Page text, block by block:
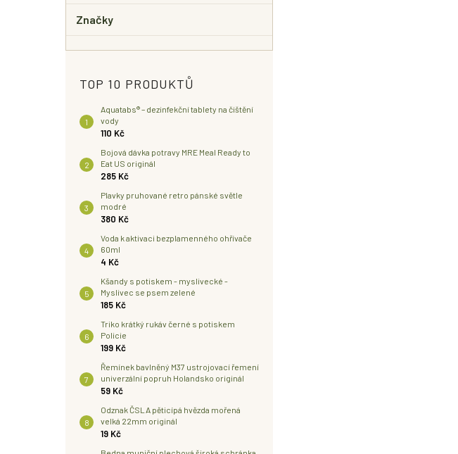
Značky
TOP 10 PRODUKTŮ
Aquatabs® – dezinfekční tablety na čištění
vody
110 Kč
Bojová dávka potravy MRE Meal Ready to
Eat US originál
285 Kč
Plavky pruhované retro pánské světle
modré
380 Kč
Voda k aktivaci bezplamenného ohřívače
60ml
4 Kč
Kšandy s potiskem - myslivecké -
Myslivec se psem zelené
185 Kč
Triko krátký rukáv černé s potiskem
Policie
199 Kč
Řemínek bavlněný M37 ustrojovací řemení
univerzální popruh Holandsko originál
59 Kč
Odznak ČSLA pěticípá hvězda mořená
velká 22mm originál
19 Kč